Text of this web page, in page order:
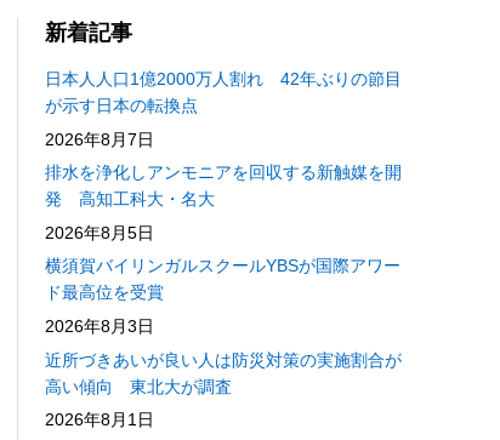
新着記事
日本人人口1億2000万人割れ 42年ぶりの節目
が示す日本の転換点
2026年8月7日
排水を浄化しアンモニアを回収する新触媒を開
発 高知工科大・名大
2026年8月5日
横須賀バイリンガルスクールYBSが国際アワー
ド最高位を受賞
2026年8月3日
近所づきあいが良い人は防災対策の実施割合が
高い傾向 東北大が調査
2026年8月1日